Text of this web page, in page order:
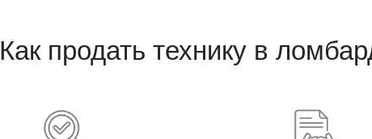
Как продать технику в